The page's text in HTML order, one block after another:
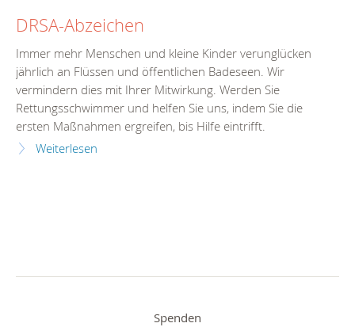
DRSA-Abzeichen
Immer mehr Menschen und kleine Kinder verunglücken
jährlich an Flüssen und öffentlichen Badeseen. Wir
vermindern dies mit Ihrer Mitwirkung. Werden Sie
Rettungsschwimmer und helfen Sie uns, indem Sie die
ersten Maßnahmen ergreifen, bis Hilfe eintrifft.
Weiterlesen
Spenden